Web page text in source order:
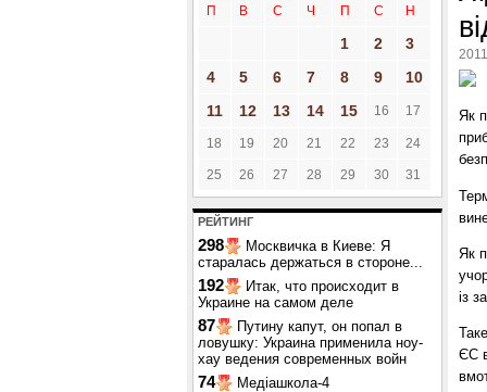
П В С Ч П С Н
1 2
3
4
5 6 7 8 9
10
11
12 13 14 15 16 17
18 19 20 21 22 23 24
25 26 27 28 29 30 31
РЕЙТИНГ
298
Москвичка в Киеве: Я
старалась держаться в стороне...
192
Итак, что происходит в
Украине на самом деле
87
Путину капут, он попал в
ловушку: Украина применила ноу-
хау ведения современных войн
74 Медіашкола-4
Як
Як
із
ЄС